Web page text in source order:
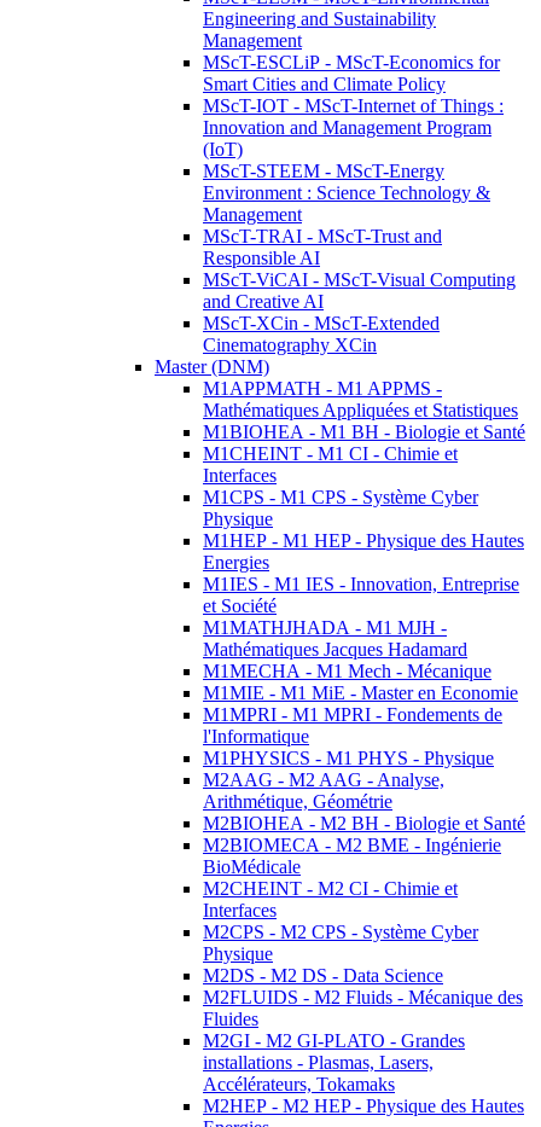
Engineering and Sustainability
Management
MScT-ESCLiP - MScT-Economics for
Smart Cities and Climate Policy
MScT-IOT - MScT-Internet of Things :
Innovation and Management Program
(IoT)
MScT-STEEM - MScT-Energy
Environment : Science Technology &
Management
MScT-TRAI - MScT-Trust and
Responsible AI
MScT-ViCAI - MScT-Visual Computing
and Creative AI
MScT-XCin - MScT-Extended
Cinematography XCin
Master (DNM)
M1APPMATH - M1 APPMS -
Mathématiques Appliquées et Statistiques
M1BIOHEA - M1 BH - Biologie et Santé
M1CHEINT - M1 CI - Chimie et
Interfaces
M1CPS - M1 CPS - Système Cyber
Physique
M1HEP - M1 HEP - Physique des Hautes
Energies
M1IES - M1 IES - Innovation, Entreprise
et Société
M1MATHJHADA - M1 MJH -
Mathématiques Jacques Hadamard
M1MECHA - M1 Mech - Mécanique
M1MIE - M1 MiE - Master en Economie
M1MPRI - M1 MPRI - Fondements de
l'Informatique
M1PHYSICS - M1 PHYS - Physique
M2AAG - M2 AAG - Analyse,
Arithmétique, Géométrie
M2BIOHEA - M2 BH - Biologie et Santé
M2BIOMECA - M2 BME - Ingénierie
BioMédicale
M2CHEINT - M2 CI - Chimie et
Interfaces
M2CPS - M2 CPS - Système Cyber
Physique
M2DS - M2 DS - Data Science
M2FLUIDS - M2 Fluids - Mécanique des
Fluides
M2GI - M2 GI-PLATO - Grandes
installations - Plasmas, Lasers,
Accélérateurs, Tokamaks
M2HEP - M2 HEP - Physique des Hautes